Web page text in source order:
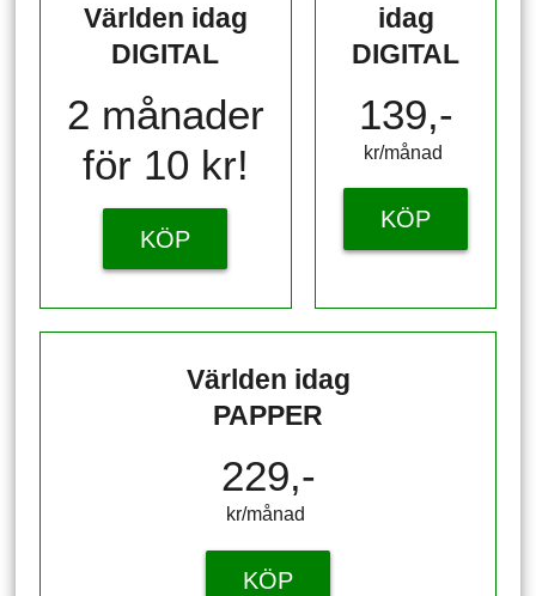
Världen idag
DIGITAL
2 månader
för 10 kr!
KÖP
idag
DIGITAL
139,-
kr/månad ​​​​​​
KÖP
Världen idag
PAPPER
229,-
kr/månad ​​​​​​
KÖP